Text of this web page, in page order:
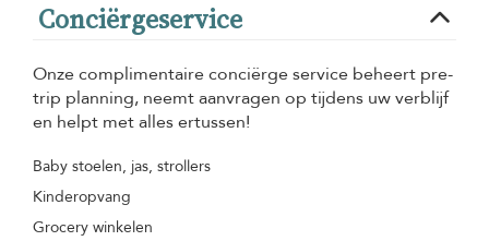
Conciërgeservice
Onze complimentaire conciërge service beheert pre-
trip planning, neemt aanvragen op tijdens uw verblijf
en helpt met alles ertussen!
Baby stoelen, jas, strollers
Kinderopvang
Grocery winkelen